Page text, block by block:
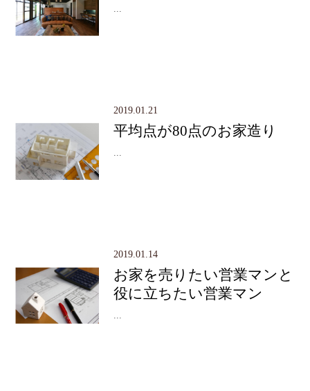
2019.01.21
平均点が80点のお家造り
2019.01.14
お家を売りたい営業マンと
役に立ちたい営業マン